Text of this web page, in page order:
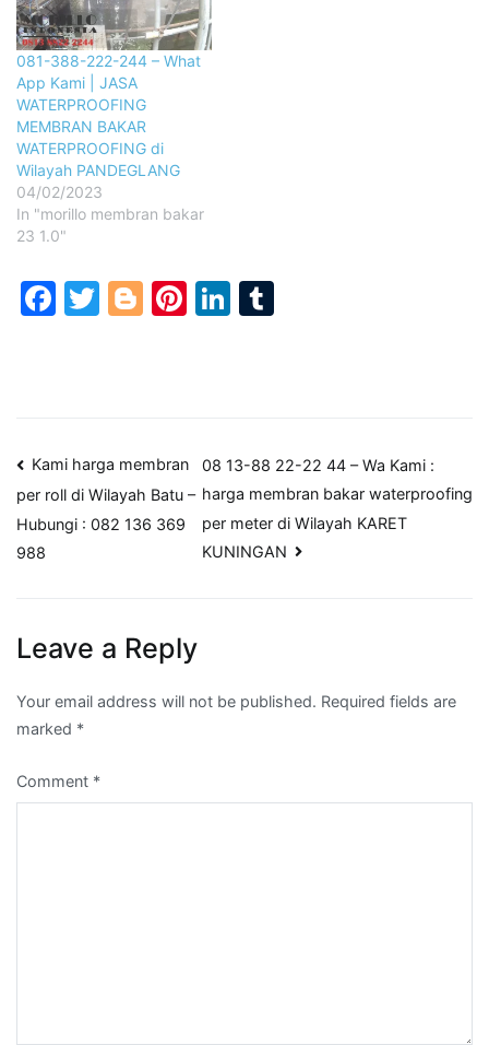
081-388-222-244 – What
App Kami | JASA
WATERPROOFING
MEMBRAN BAKAR
WATERPROOFING di
Wilayah PANDEGLANG
04/02/2023
In "morillo membran bakar
23 1.0"
Facebook
Twitter
Blogger
Pinterest
LinkedIn
Post
navigation
Kami harga membran
per roll di Wilayah Batu –
Hubungi : 082 136 369
988
08 13-88 22-22 44 – Wa Kami :
harga membran bakar waterproofing
per meter di Wilayah KARET
KUNINGAN
Leave a Reply
Your email address will not be published. Required fields are
marked *
Comment *